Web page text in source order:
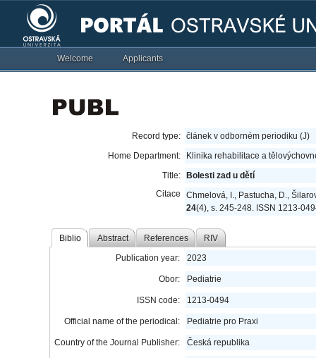
Welcome Applicants
Record type: článek v odborném periodiku (J)
Home Department:
Klinika rehabilitace a
Title:
Bolesti zad u dětí
Citace
Chmelová, I., Pastucha, D.,
24(4), s. 245-248. ISSN 1213-
Biblio Abstract References RIV
Publication year: 2023
Obor: Pediatrie
ISSN code: 1213-0494
Official name of the periodical: Pediatrie pro Praxi
Country of the Journal Publisher: Česká republika